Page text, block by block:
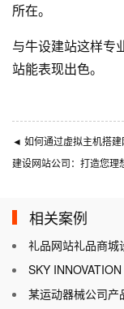
所在。
与牛设建站这样专
站能表现出色。
◄ 如何通过虚拟主机搭
建设网站公司：打造您理
相关案例
礼品网站礼品商城
SKY
某运动器械公司产